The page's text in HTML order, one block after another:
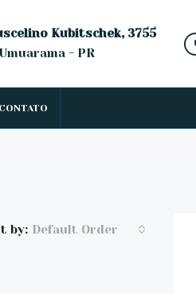
Kubitschek, 3755
- PR
CONTATO
by: Default Order